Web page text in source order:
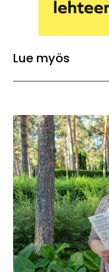
Lue myös